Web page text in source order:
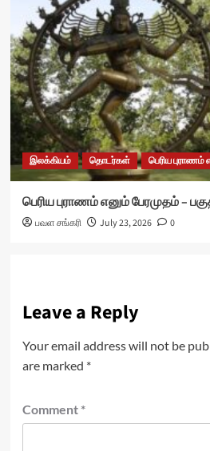
இலக்கியம் தொடர்கள் பெரிய புராணம்
பெரிய புராணம் எனும் பேரமுதம் –
பவள சங்கரி July 23, 2026 0
Leave a Reply
Your email address will not be
are marked *
Comment *